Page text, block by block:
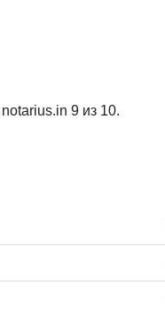
9 из 10.